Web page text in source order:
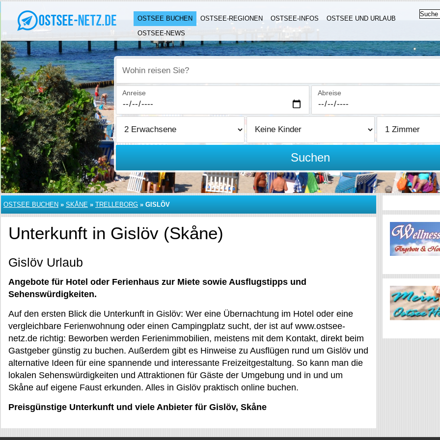
OSTSEE BUCHEN OSTSEE-REGIONEN OSTSEE-INFOS
OSTSEE UND URLAUB
OSTSEE-NEWS
Wohin reisen Sie?
Anreise Abreise
Suchen
OSTSEE BUCHEN » SKÅNE » TRELLEBORG » GISLÖV
Unterkunft in Gislöv (Skåne)
Gislöv Urlaub
Angebote für Hotel oder Ferienhaus zur Miete sowie Ausflugstipps und
Sehenswürdigkeiten.
Auf den ersten Blick die Unterkunft in Gislöv: Wer eine Übernachtung im Hotel oder eine
vergleichbare Ferienwohnung oder einen Campingplatz sucht, der ist auf www.ostsee-
netz.de richtig: Beworben werden Ferienimmobilien, meistens mit dem Kontakt, direkt beim
Gastgeber günstig zu buchen. Außerdem gibt es Hinweise zu Ausflügen rund um Gislöv und
alternative Ideen für eine spannende und interessante Freizeitgestaltung. So kann man die
lokalen Sehenswürdigkeiten und Attraktionen für Gäste der Umgebung und in und um
Skåne auf eigene Faust erkunden. Alles in Gislöv praktisch online buchen.
Preisgünstige Unterkunft und viele Anbieter für Gislöv, Skåne